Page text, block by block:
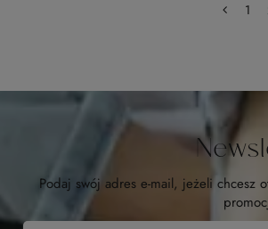
1
Podaj swój adres e-mail, jeżeli chcesz